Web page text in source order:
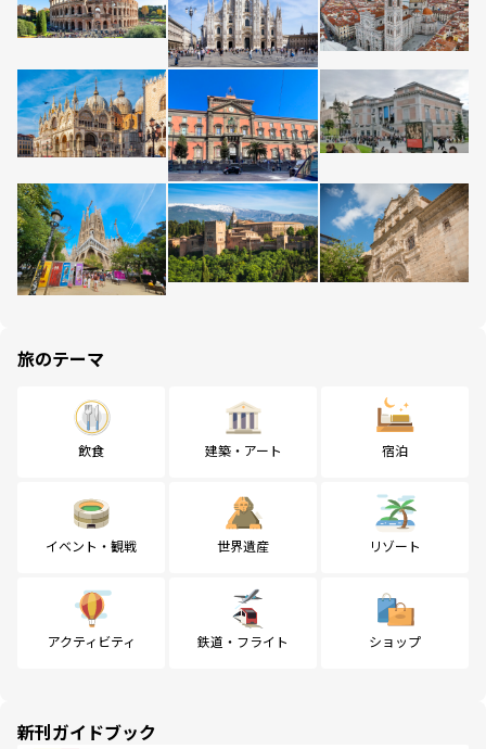
旅のテーマ
飲食 建築・アート 宿泊
イベント・観戦 世界遺産 リゾート
アクティビティ 鉄道・フライト ショップ
新刊ガイドブック